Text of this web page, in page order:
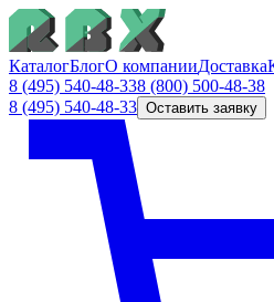
КаталогБлогО компанииДоставка
8 (495) 540-48-338 (800) 500-48-38
8 (495) 540-48-33 Оставить заявку